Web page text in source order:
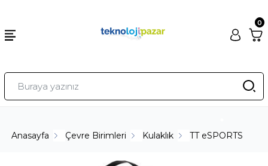
0
Anasayfa Çevre Birimleri Kulaklık TT eSPORTS